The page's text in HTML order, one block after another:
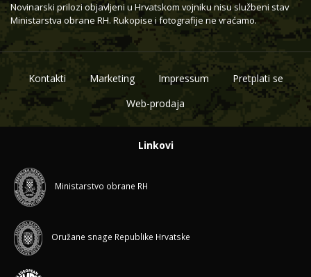
Novinarski prilozi objavljeni u Hrvatskom vojniku nisu službeni stav
Ministarstva obrane RH. Rukopise i fotografije ne vraćamo.
Kontakti Marketing Impressum
Pretplati se
Web-prodaja
Linkovi
Ministarstvo obrane RH
Oružane snage Republike Hrvatske